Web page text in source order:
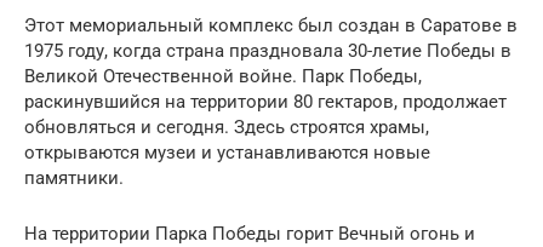
Этот мемориальный комплекс был создан в Саратове в
1975 году, когда страна праздновала 30-летие Победы в
Великой Отечественной войне. Парк Победы,
раскинувшийся на территории 80 гектаров, продолжает
обновляться и сегодня. Здесь строятся храмы,
открываются музеи и устанавливаются новые
памятники.
На территории Парка Победы горит Вечный огонь и